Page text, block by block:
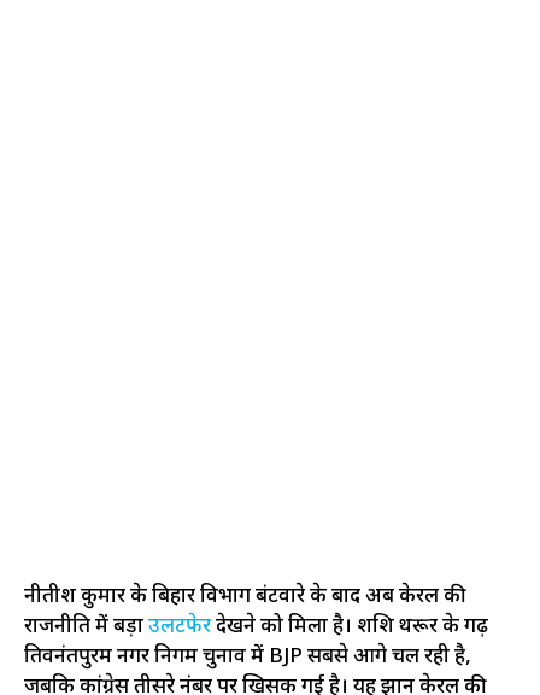
नीतीश कुमार के बिहार विभाग बंटवारे के बाद अब केरल की
राजनीति में बड़ाउलटफेरदेखने को मिला है। शशि थरूर के गढ़
तिरुवनंतपुरम नगर निगम चुनाव में BJP सबसे आगे चल रही है,
जबकि कांग्रेस तीसरे नंबर पर खिसक गई है। यह रुझान केरल की